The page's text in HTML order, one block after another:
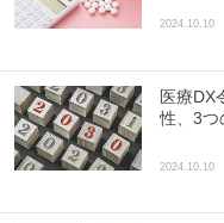
2024.10.10
医療DX
性、3つ
2024.10.10